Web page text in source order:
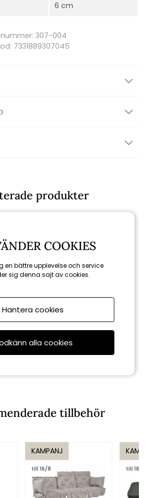
6 cm
307-004
7331889307045
produkter
cm -
tillbehör
KAMPANJ
till 16/8 till 16/8
COOKIES
en bättre upplevelse och service
sig denna sajt av cookies.
Hantera cookies
alla cookies